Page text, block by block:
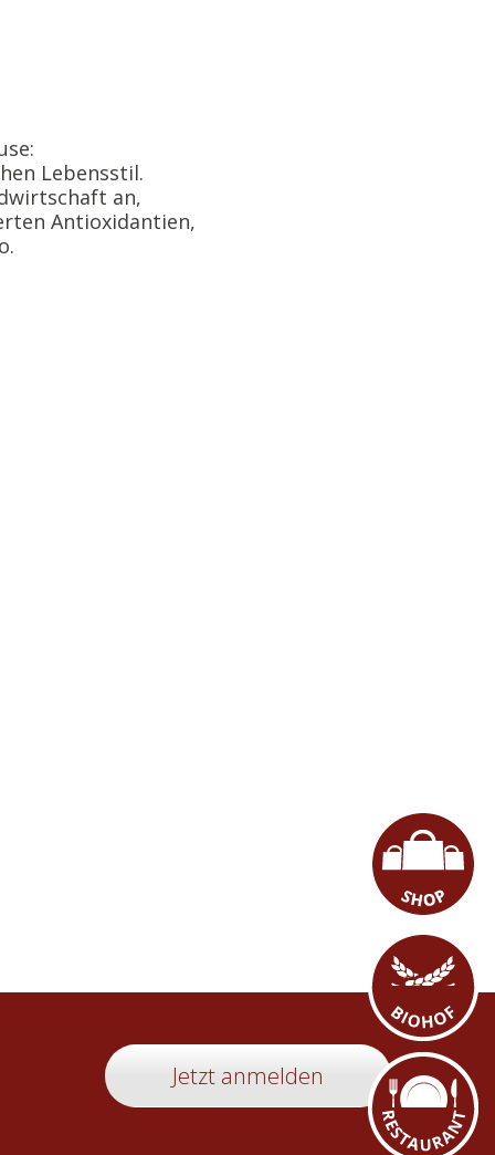
Lebensstil.
an,
Antioxidantien,
Jetzt anmelden